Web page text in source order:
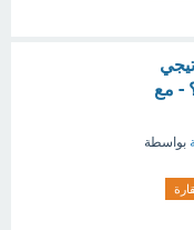
- مع
بواسطة